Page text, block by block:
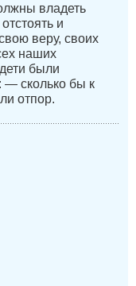
владеть
и
веру, своих
наших
были
— сколько бы к
отпор.